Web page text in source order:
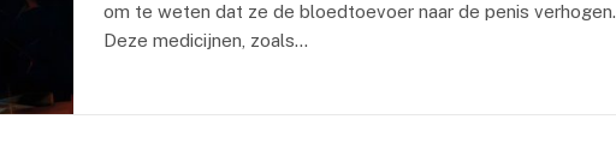
om te weten dat ze de bloedtoevoer naar de penis verhogen.
Deze medicijnen, zoals…